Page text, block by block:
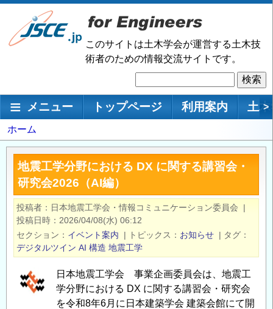
メ
ン
移
このサイトは土木学会が運営する土木技
術者のための情報交流サイトです。
索
メインナビゲーション
メニュー トップページ 利用案内 土 >
パ
ン
く
ず
ホーム
地震工学分野における DX に関する講習会・
研究会2026（AI編）
投稿者 日本地震工学会・情報コミュニケーション委員会
|
投稿日時
2026/04/08(水) 06:12
セクション
イベント案内 | トピックス お知らせ | タグ
デジタルツイン AI 構造 地震工学
日本地震工学会 事業企画委員会は、地震工
学分野における DX に関する講習会・研究会
を令和8年6月に日本建築学会 建築会館にて開